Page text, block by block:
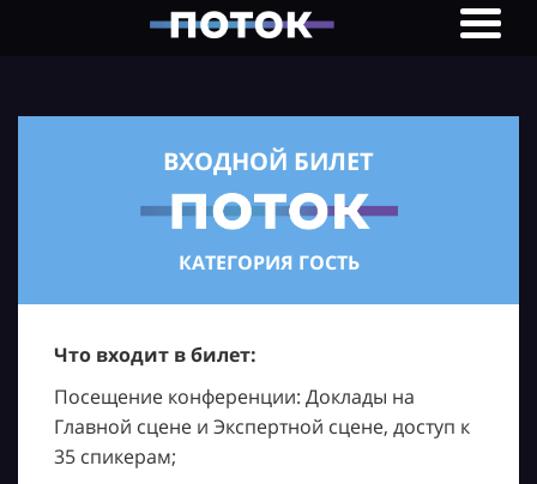
ВХОДНОЙ БИЛЕТ
КАТЕГОРИЯ ГОСТЬ
Что входит в билет:
Посещение конференции: Доклады на
Главной сцене и Экспертной сцене, доступ к
35 спикерам;